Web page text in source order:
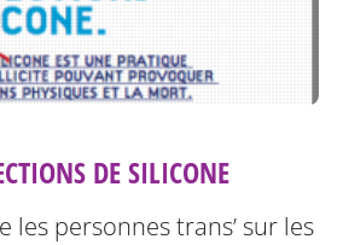
DE SILICONE
les personnes trans’ sur les